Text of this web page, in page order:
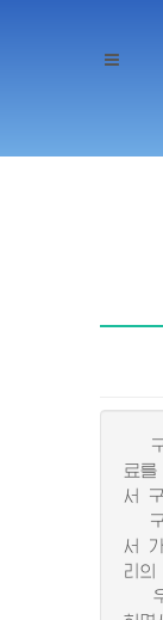
구
료를
서
구
서
리의
우